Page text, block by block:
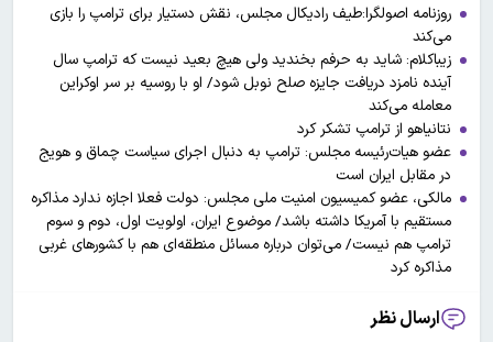
روزنامه اصولگرا:طیف رادیکال مجلس، نقش دستیار برای ترامپ را بازی
می‌کند
زیباکلام: شاید به حرفم بخندید ولی هیچ بعید نیست که ترامپ سال
آینده نامزد دریافت جایزه صلح نوبل شود/ او با روسیه بر سر اوکراین
معامله می‌کند
نتانیاهو از ترامپ تشکر کرد
عضو هیات‌رئیسه مجلس: ترامپ به دنبال اجرای سیاست چماق و هویج
در مقابل ایران است
مالکی، عضو کمیسیون امنیت ملی مجلس: دولت فعلا اجازه ندارد مذاکره
مستقیم با آمریکا داشته باشد/ موضوع ایران، اولویت اول، دوم و سوم
ترامپ هم نیست/ می‌توان درباره مسائل منطقه‌ای هم با کشورهای غربی
مذاکره کرد
ارسال نظر